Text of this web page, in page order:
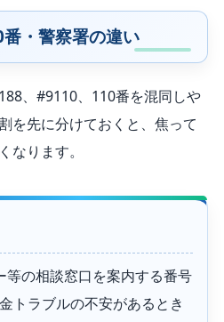
・警察署の違い
、#9110、110番を混同しや
を先に分けておくと、焦って
なります。
等の相談窓口を案内する番号
トラブルの不安があるとき